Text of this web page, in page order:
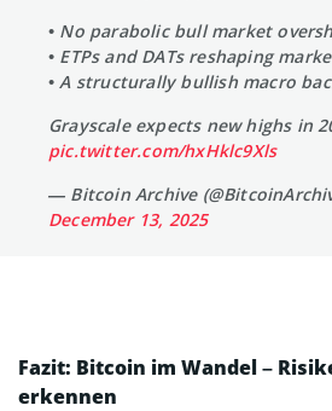
• No parabolic bull market
• ETPs and DATs reshaping
• A structurally bullish macro
Grayscale expects new highs in
pic.twitter.com/hxHklc9Xls
— Bitcoin Archive
December 13, 2025
Fazit: Bitcoin im Wandel –
erkennen